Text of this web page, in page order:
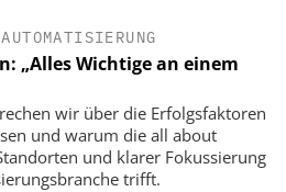
AUTOMATISIERUNG
„Alles Wichtige an einem
wir über die Erfolgsfaktoren
und warum die all about
und klarer Fokussierung
trifft.